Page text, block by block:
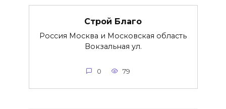
Строй Благо
Россия Москва и Московская область
Вокзальная ул.
0 79